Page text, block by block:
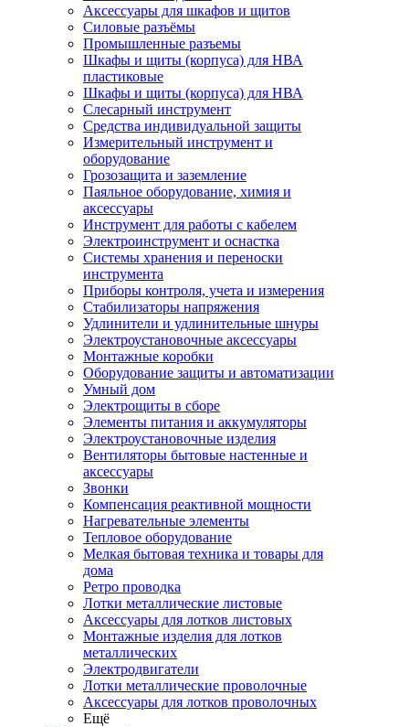
Аксессуары для шкафов и щитов
Силовые разъёмы
Промышленные разъемы
Шкафы и щиты (корпуса) для НВА
пластиковые
Шкафы и щиты (корпуса) для НВА
Слесарный инструмент
Средства индивидуальной защиты
Измерительный инструмент и
оборудование
Грозозащита и заземление
Паяльное оборудование, химия и
аксессуары
Инструмент для работы с кабелем
Электроинструмент и оснастка
Системы хранения и переноски
инструмента
Приборы контроля, учета и измерения
Стабилизаторы напряжения
Удлинители и удлинительные шнуры
Электроустановочные аксессуары
Монтажные коробки
Оборудование защиты и автоматизации
Умный дом
Электрощиты в сборе
Элементы питания и аккумуляторы
Электроустановочные изделия
Вентиляторы бытовые настенные и
аксессуары
Звонки
Компенсация реактивной мощности
Нагревательные элементы
Тепловое оборудование
Мелкая бытовая техника и товары для
дома
Ретро проводка
Лотки металлические листовые
Аксессуары для лотков листовых
Монтажные изделия для лотков
металлических
Электродвигатели
Лотки металлические проволочные
Аксессуары для лотков проволочных
Ещё